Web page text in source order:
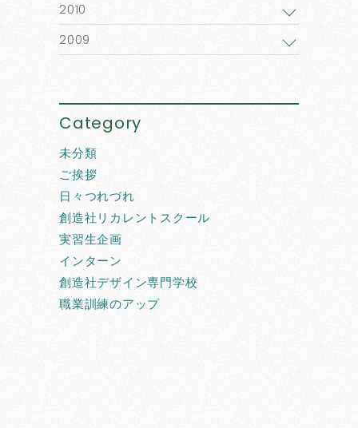
2010
2009
Category
未分類
ご挨拶
日々つれづれ
創造社リカレントスクール
実習生企画
インターン
創造社デザイン専門学校
職業訓練のアップ